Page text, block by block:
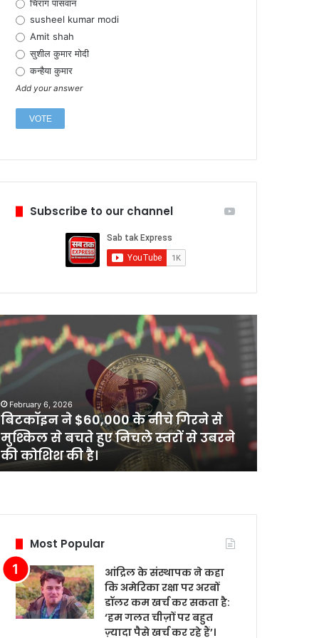
चिराग पासवान
susheel kumar modi
Amit shah
सुशील कुमार मोदी
कन्हैया कुमार
Add your answer
Subscribe to our channel
February 6, 2026
बिटकॉइन ने $60,000 के नीचे गिरने से
मुश्किल से बचते हुए निचले स्तरों से उबरने
की कोशिश की है।
कहा
पर
डॉलर
कर
Most Popular
आंद्रिल के संस्थापक ने कहा
कि अमेरिका रक्षा पर अरबों
डॉलर कम खर्च कर सकता है:
‘हम गलत चीज़ों पर बहुत
ज़्यादा पैसे खर्च कर रहे हैं’।